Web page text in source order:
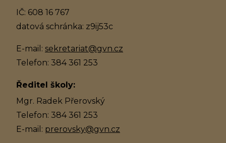
IČ: 608 16 767
datová schránka: z9ij53c
E-mail: sekretariat@gvn.cz
Telefon: 384 361 253
Ředitel školy:
Mgr. Radek Přerovský
Telefon: 384 361 253
E-mail: prerovsky@gvn.cz